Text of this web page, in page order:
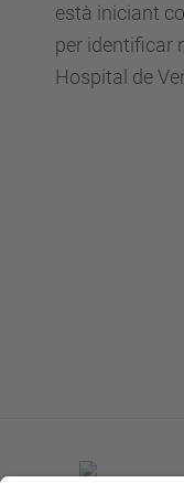
està iniciant
per identificar
Hospital de